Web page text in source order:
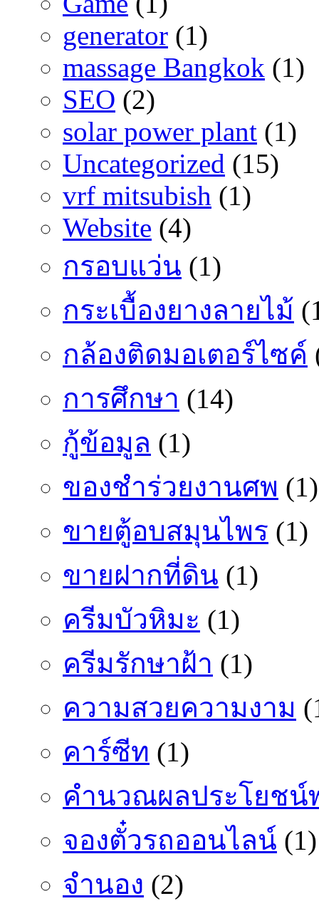
generator (1)
massage Bangkok (1)
SEO (2)
solar power plant (1)
Uncategorized (15)
vrf mitsubish (1)
Website (4)
กรอบแว่น (1)
กระเบื้องยางลายไม้
กล้องติดมอเตอร์ไซค์
การศึกษา (14)
กู้ข้อมูล (1)
ของชำร่วยงานศพ (1)
ขายตู้อบสมุนไพร (1)
ขายฝากที่ดิน (1)
ครีมบัวหิมะ (1)
ครีมรักษาฝ้า (1)
ความสวยความงาม
คาร์ซีท (1)
คำนวณผลประโยชน์
จองตั๋วรถออนไลน์ (1)
จำนอง (2)